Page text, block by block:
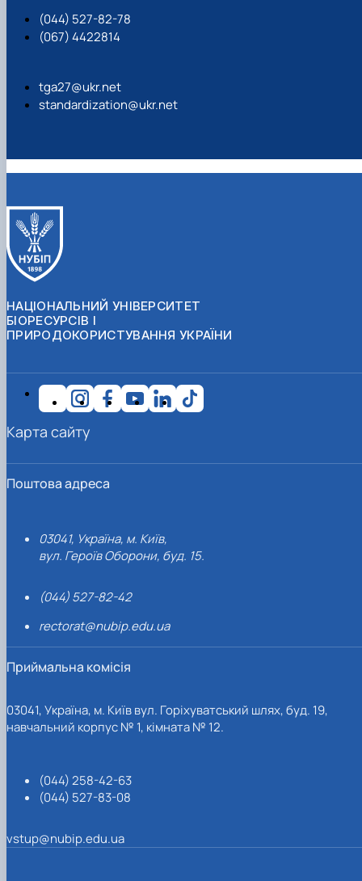
(044) 527-82-78
(067) 4422814
tga27@ukr.net
standardization@ukr.net
НАЦІОНАЛЬНИЙ УНІВЕРСИТЕТ
БІОРЕСУРСІВ І
ПРИРОДОКОРИСТУВАННЯ УКРАЇНИ
Поштова адреса
03041, Україна, м. Київ,
вул. Героїв Оборони, буд. 15.
(044) 527-82-42
rectorat@nubip.edu.ua
Приймальна комісія
03041, Україна, м. Київ вул. Горіхуватський шлях, буд. 19,
навчальний корпус № 1, кімната № 12.
(044) 258-42-63
(044) 527-83-08
vstup@nubip.edu.ua
Карта сайту